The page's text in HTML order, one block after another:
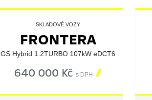
SKLADOVÉ VOZY
FRONTERA
GS Hybrid 1.2TURBO 107kW eDCT6
640 000 Kč s DPH 